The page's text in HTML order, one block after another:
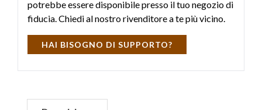
potrebbe essere disponibile presso il tuo negozio di
fiducia. Chiedi al nostro rivenditore a te più vicino.
HAI BISOGNO DI SUPPORTO?